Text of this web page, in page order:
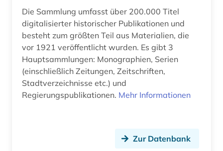
naturwissenschaft (2)
naturwissenschaft und technik
naturwissenschaften (4)
naval kishore press (1)
Die Sammlung umfasst über 200.000 Titel
digitalisierter historischer Publikationen und
besteht zum größten Teil aus Materialien, die
vor 1921 veröffentlicht wurden. Es gibt 3
Hauptsammlungen: Monographien, Serien
(einschließlich Zeitungen, Zeitschriften,
Stadtverzeichnisse etc.) und
Regierungspublikationen. Mehr Informationen
Zur Datenbank